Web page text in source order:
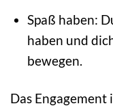
Spaß haben:
haben und
bewegen.
Das